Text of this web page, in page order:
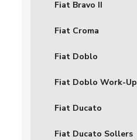
Fiat Bravo II
Fiat Croma
Fiat Doblo
Fiat Doblo Work-Up
Fiat Ducato
Fiat Ducato Sollers